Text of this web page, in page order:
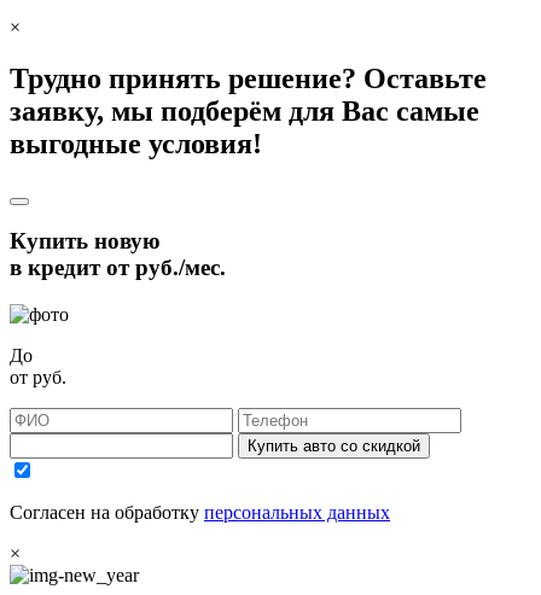
×
Трудно принять решение? Оставьте
заявку, мы подберём для Вас самые
выгодные условия!
Купить новую
в кредит отруб./мес.
До
от руб.
Купить авто со скидкой
Согласен на обработку персональных данных
×